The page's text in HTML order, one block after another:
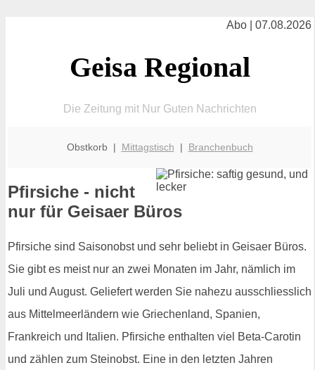
Abo | 07.08.2026
Geisa Regional
Die Zeitung mit Nur Guten Nachrichten
Obstkorb | Mittagstisch | Branchenbuch
Pfirsiche - nicht
nur für Geisaer Büros
Pfirsiche sind Saisonobst und sehr beliebt in Geisaer Büros.
Sie gibt es meist nur an zwei Monaten im Jahr, nämlich im
Juli und August. Geliefert werden Sie nahezu ausschliesslich
aus Mittelmeerländern wie Griechenland, Spanien,
Frankreich und Italien. Pfirsiche enthalten viel Beta-Carotin
und zählen zum Steinobst. Eine in den letzten Jahren